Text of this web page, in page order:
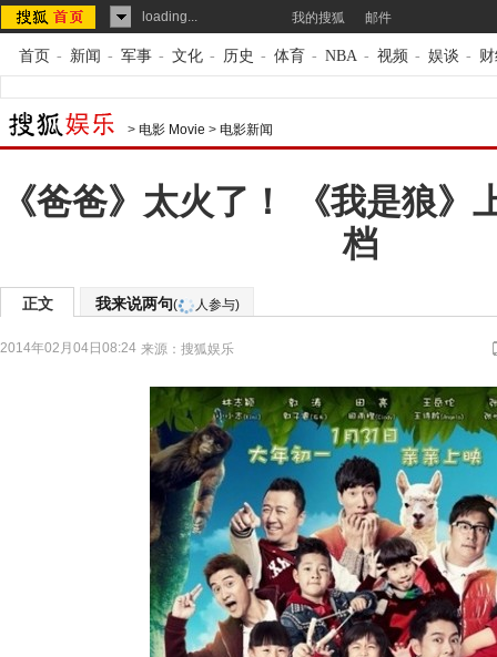
loading... 我的搜狐 邮件
首页 - 新闻 - 军事 - 文化 - 历史 - 体育 - NBA - 视频 - 娱谈 -
> 电影 Movie > 电影新闻
《爸爸》太火了！ 《我是狼》
档
正文 我来说两句( 人参与)
2014年02月04日08:24 来源： 搜狐娱乐